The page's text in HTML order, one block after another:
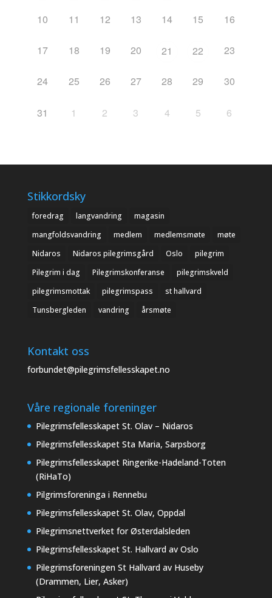
10 11 12 13 14 15 16
17 18 19 20 21 22 23
24 25 26 27 28 29 30
31 1 2 3 4 5 6
Stikkordsky
foredrag langvandring
magasin
mangfoldsvandring
medlem medlemsmøte
møte
Nidaros
Nidaros pilegrimsgård Oslo
pilegrim
Pilegrim i dag
Pilegrimskonferanse
pilegrimskveld
pilegrimsmottak
pilegrimspass
st hallvard
Tunsbergleden
vandring årsmøte
Kontakt oss
forbundet@pilegrimsfellesskapet.no
Våre regionale foreninger
Pilegrimsfellesskapet St. Olav – Nidaros
Pilegrimsfellesskapet Sta Maria, Sarpsborg
Pilegrimsfellesskapet Ringerike-Hadeland-Toten
(RiHaTo)
Pilgrimsforeninga i Rennebu
Pilegrimsfellesskapet St. Olav, Oppdal
Pilegrimsnettverket for Østerdalsleden
Pilegrimsfellesskapet St. Hallvard av Oslo
Pilegrimsforeningen St Hallvard av Huseby
(Drammen, Lier, Asker)